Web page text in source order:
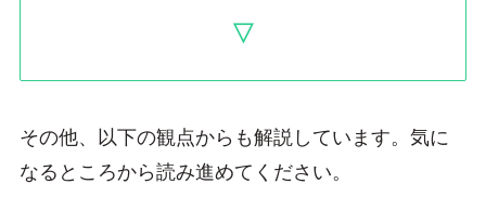
▽
その他、以下の観点からも解説しています。気に
なるところから読み進めてください。